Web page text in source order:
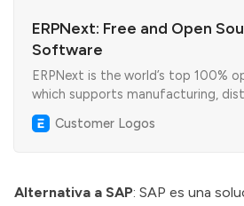
ERPNext: Free and Open
Software
ERPNext is the world’s top 100%
which supports manufacturing,
trading, services, education, non
Customer Logos
Alternativa a SAP: SAP es una